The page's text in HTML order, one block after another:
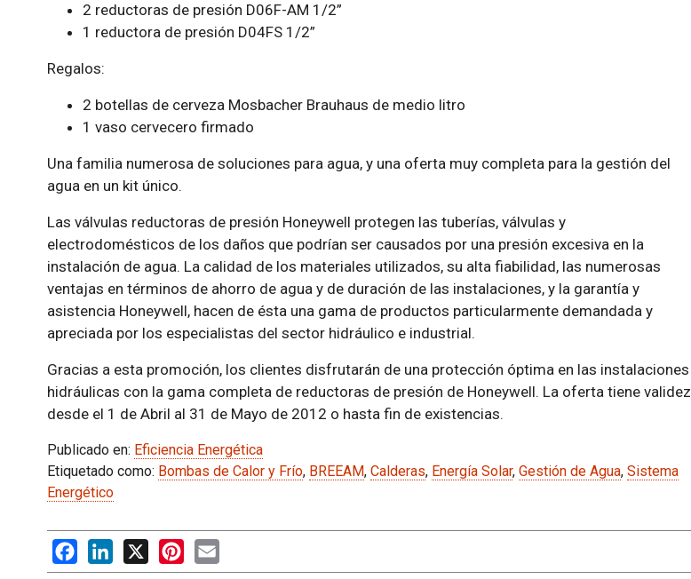
2 reductoras de presión D06F-AM 1/2”
1 reductora de presión D04FS 1/2”
Regalos:
2 botellas de cerveza Mosbacher Brauhaus de medio litro
1 vaso cervecero firmado
Una familia numerosa de soluciones para agua, y una oferta muy completa para la gestión del
agua en un kit único.
Las válvulas reductoras de presión Honeywell protegen las tuberías, válvulas y
electrodomésticos de los daños que podrían ser causados por una presión excesiva en la
instalación de agua. La calidad de los materiales utilizados, su alta fiabilidad, las numerosas
ventajas en términos de ahorro de agua y de duración de las instalaciones, y la garantía y
asistencia Honeywell, hacen de ésta una gama de productos particularmente demandada y
apreciada por los especialistas del sector hidráulico e industrial.
Gracias a esta promoción, los clientes disfrutarán de una protección óptima en las instalaciones
hidráulicas con la gama completa de reductoras de presión de Honeywell. La oferta tiene validez
desde el 1 de Abril al 31 de Mayo de 2012 o hasta fin de existencias.
Publicado en: Eficiencia Energética
Etiquetado como: Bombas de Calor y Frío, BREEAM, Calderas, Energía Solar, Gestión de Agua, Sistema
Energético
FacebookLinkedIn
X PinterestEmail